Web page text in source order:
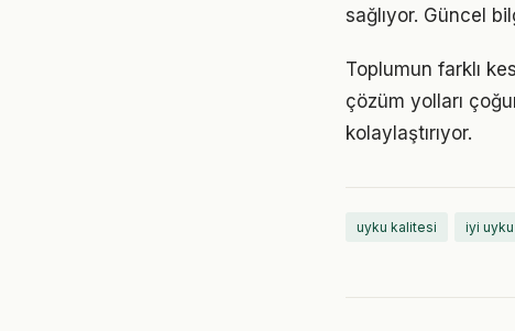
sağlıyor. Güncel
Toplumun farklı
çözüm yolları
kolaylaştırıyor.
uyku kalitesi iyi uyku